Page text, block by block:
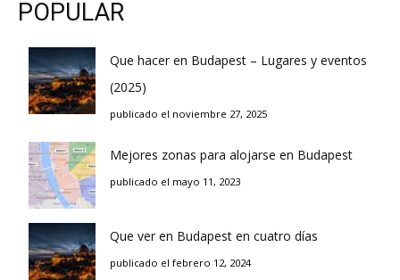
POPULAR
Que hacer en Budapest – Lugares y eventos
(2025)
publicado el noviembre 27, 2025
Mejores zonas para alojarse en Budapest
publicado el mayo 11, 2023
Que ver en Budapest en cuatro días
publicado el febrero 12, 2024